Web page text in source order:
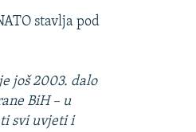
stavlja pod
još 2003. dalo
BiH – u
svi uvjeti i